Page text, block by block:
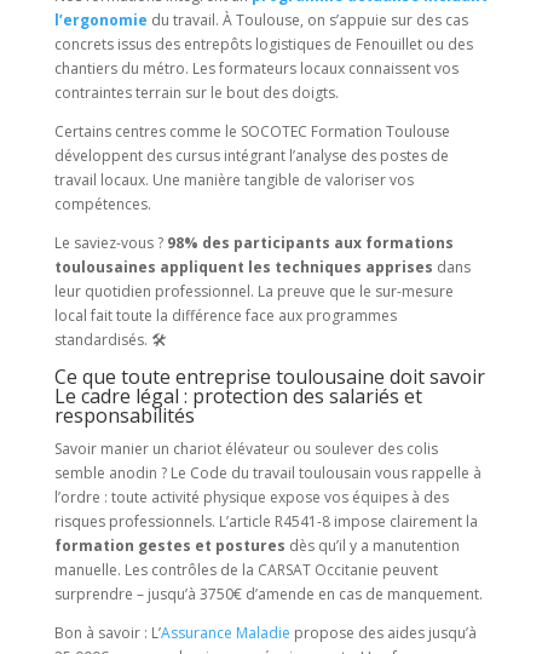
l’ergonomie du travail. À Toulouse, on s’appuie sur des cas
concrets issus des entrepôts logistiques de Fenouillet ou des
chantiers du métro. Les formateurs locaux connaissent vos
contraintes terrain sur le bout des doigts.
Certains centres comme le SOCOTEC Formation Toulouse
développent des cursus intégrant l’analyse des postes de
travail locaux. Une manière tangible de valoriser vos
compétences.
Le saviez-vous ? 98% des participants aux formations
toulousaines appliquent les techniques apprises dans
leur quotidien professionnel. La preuve que le sur-mesure
local fait toute la différence face aux programmes
standardisés. 🛠️
Ce que toute entreprise toulousaine doit savoir
Le cadre légal : protection des salariés et
responsabilités
Savoir manier un chariot élévateur ou soulever des colis
semble anodin ? Le Code du travail toulousain vous rappelle à
l’ordre : toute activité physique expose vos équipes à des
risques professionnels. L’article R4541-8 impose clairement la
formation gestes et postures dès qu’il y a manutention
manuelle. Les contrôles de la CARSAT Occitanie peuvent
surprendre – jusqu’à 3750€ d’amende en cas de manquement.
Bon à savoir : L’Assurance Maladie propose des aides jusqu’à